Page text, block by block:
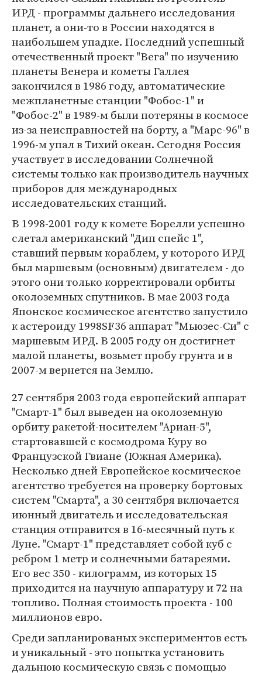
ИРД - программы дальнего исследования
планет, а они-то в России находятся в
наибольшем упадке. Последний успешный
отечественный проект "Вега" по изучению
планеты Венера и кометы Галлея
закончился в 1986 году, автоматические
межпланетные станции "Фобос-1" и
"Фобос-2" в 1989-м были потеряны в космосе
из-за неисправностей на борту, а "Марс-96" в
1996-м упал в Тихий океан. Сегодня Россия
участвует в исследовании Солнечной
системы только как производитель научных
приборов для международных
исследовательских станций.
В 1998-2001 году к комете Борелли успешно
слетал американский "Дип спейс 1",
ставший первым кораблем, у которого ИРД
был маршевым (основным) двигателем - до
этого они только корректировали орбиты
околоземных спутников. В мае 2003 года
Японское космическое агентство запустило
к астероиду 1998SF36 аппарат "Мьюзес-Си" с
маршевым ИРД. В 2005 году он достигнет
малой планеты, возьмет пробу грунта и в
2007-м вернется на Землю.
27 сентября 2003 года европейский аппарат
"Смарт-1" был выведен на околоземную
орбиту ракетой-носителем "Ариан-5",
стартовавшей с космодрома Куру во
Французской Гвиане (Южная Америка).
Несколько дней Европейское космическое
агентство требуется на проверку бортовых
систем "Смарта", а 30 сентября включается
июнный двигатель и исследовательская
станция отправится в 16-месячный путь к
Луне. "Смарт-1" представляет собой куб с
ребром 1 метр и солнечными батареями.
Его вес 350 - килограмм, из которых 15
приходится на научную аппаратуру и 72 на
топливо. Полная стоимость проекта - 100
миллионов евро.
Среди запланированых экспериментов есть
и уникальный - это попытка установить
дальнюю космическую связь с помощью